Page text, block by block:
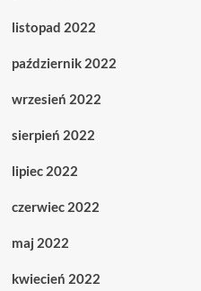
listopad 2022
październik 2022
wrzesień 2022
sierpień 2022
lipiec 2022
czerwiec 2022
maj 2022
kwiecień 2022